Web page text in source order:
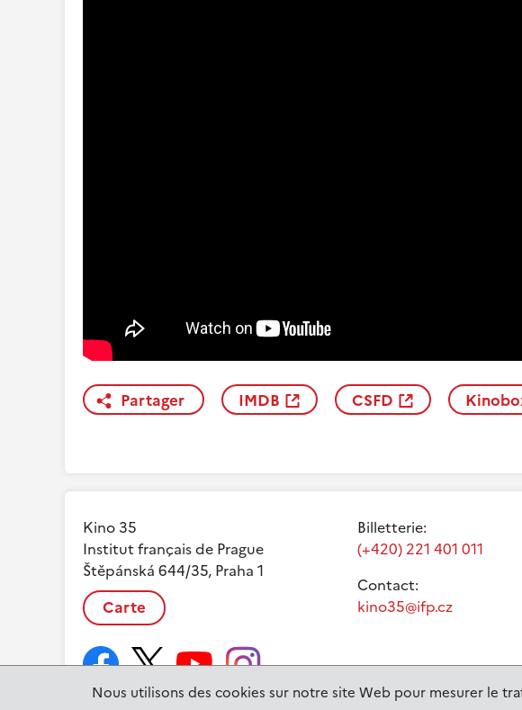
Nous utilisons des cookies sur notre site Web pour mesurer le
Partager IMDB CSFD
Kino 35
Institut français de Prague
Štěpánská 644/35, Praha 1
Carte
Billetterie:
(+420) 221 401 011
Contact:
kino35@ifp.cz